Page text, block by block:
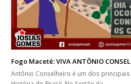
Fogo Maceté: VIVA ANTÔNIO
Antônio Conselheiro é um dos